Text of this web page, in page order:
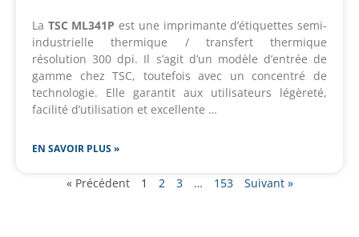
La TSC ML341P est une imprimante d’étiquettes semi-
industrielle thermique / transfert thermique
résolution 300 dpi. Il s’agit d’un modèle d’entrée de
gamme chez TSC, toutefois avec un concentré de
technologie. Elle garantit aux utilisateurs légèreté,
facilité d’utilisation et excellente …
EN SAVOIR PLUS »
« Précédent 1 2 3 … 153 Suivant »